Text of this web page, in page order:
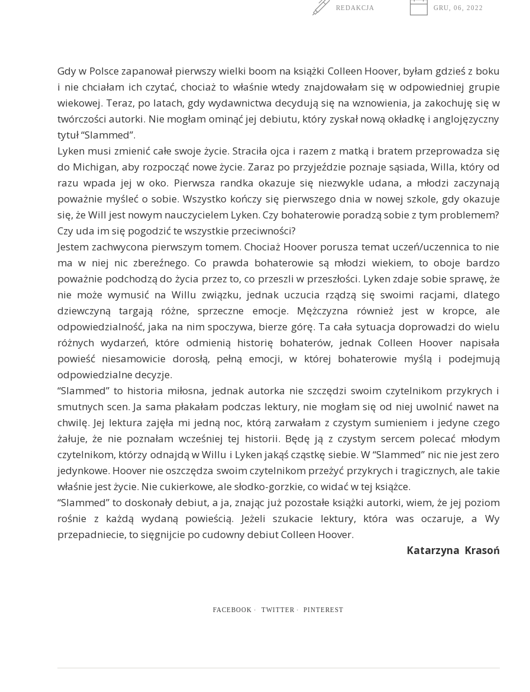
REDAKCJA GRU, 06, 2022
Gdy w Polsce zapanował pierwszy wielki boom na książki Colleen Hoover, byłam gdzieś z boku
i nie chciałam ich czytać, chociaż to właśnie wtedy znajdowałam się w odpowiedniej grupie
wiekowej. Teraz, po latach, gdy wydawnictwa decydują się na wznowienia, ja zakochuję się w
twórczości autorki. Nie mogłam ominąć jej debiutu, który zyskał nową okładkę i anglojęzyczny
tytuł “Slammed”.
Lyken musi zmienić całe swoje życie. Straciła ojca i razem z matką i bratem przeprowadza się
do Michigan, aby rozpocząć nowe życie. Zaraz po przyjeździe poznaje sąsiada, Willa, który od
razu wpada jej w oko. Pierwsza randka okazuje się niezwykle udana, a młodzi zaczynają
poważnie myśleć o sobie. Wszystko kończy się pierwszego dnia w nowej szkole, gdy okazuje
się, że Will jest nowym nauczycielem Lyken. Czy bohaterowie poradzą sobie z tym problemem?
Czy uda im się pogodzić te wszystkie przeciwności?
Jestem zachwycona pierwszym tomem. Chociaż Hoover porusza temat uczeń/uczennica to nie
ma w niej nic zbereźnego. Co prawda bohaterowie są młodzi wiekiem, to oboje bardzo
poważnie podchodzą do życia przez to, co przeszli w przeszłości. Lyken zdaje sobie sprawę, że
nie może wymusić na Willu związku, jednak uczucia rządzą się swoimi racjami, dlatego
dziewczyną targają różne, sprzeczne emocje. Mężczyzna również jest w kropce, ale
odpowiedzialność, jaka na nim spoczywa, bierze górę. Ta cała sytuacja doprowadzi do wielu
różnych wydarzeń, które odmienią historię bohaterów, jednak Colleen Hoover napisała
powieść niesamowicie dorosłą, pełną emocji, w której bohaterowie myślą i podejmują
odpowiedzialne decyzje.
“Slammed” to historia miłosna, jednak autorka nie szczędzi swoim czytelnikom przykrych i
smutnych scen. Ja sama płakałam podczas lektury, nie mogłam się od niej uwolnić nawet na
chwilę. Jej lektura zajęła mi jedną noc, którą zarwałam z czystym sumieniem i jedyne czego
żałuje, że nie poznałam wcześniej tej historii. Będę ją z czystym sercem polecać młodym
czytelnikom, którzy odnajdą w Willu i Lyken jakąś cząstkę siebie. W “Slammed” nic nie jest zero
jedynkowe. Hoover nie oszczędza swoim czytelnikom przeżyć przykrych i tragicznych, ale takie
właśnie jest życie. Nie cukierkowe, ale słodko-gorzkie, co widać w tej książce.
“Slammed” to doskonały debiut, a ja, znając już pozostałe książki autorki, wiem, że jej poziom
rośnie z każdą wydaną powieścią. Jeżeli szukacie lektury, która was oczaruje, a Wy
przepadniecie, to sięgnijcie po cudowny debiut Colleen Hoover.
Katarzyna Krasoń
FACEBOOK TWITTER PINTEREST